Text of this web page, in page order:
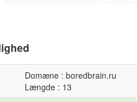
Domæne : boredbrain.ru
Længde : 13